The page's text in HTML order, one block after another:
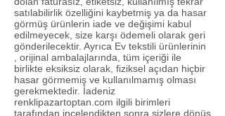
satılabilirlik özelliğini kaybetmiş ya da hasar
görmüş ürünlerin iade ve değişimi kabul
edilmeyecek, size karşı ödemeli olarak geri
gönderilecektir. Ayrıca Ev tekstili ürünlerinin
, orijinal ambalajlarında, tüm içeriği ile
birlikte eksiksiz olarak, fiziksel açıdan hiçbir
hasar görmemiş ve kullanılmamış olması
gerekmektedir. İadeniz
renklipazartoptan.com ilgili birimleri
tarafından incelendikten sonra sizlere dönüş